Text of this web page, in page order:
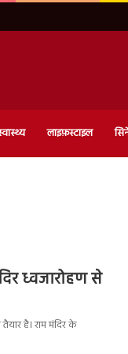
लाइफ़स्टाइल
ध्वजारोहण से
है। राम मंदिर के